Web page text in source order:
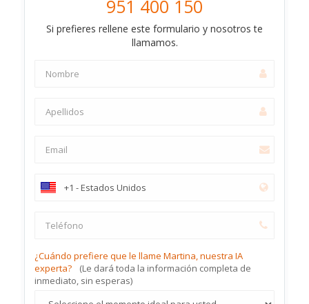
951 400 150
Si prefieres rellene este formulario y nosotros te
llamamos.
¿Cuándo prefiere que le llame Martina, nuestra IA
experta?
(Le dará toda la información completa de
inmediato, sin esperas)